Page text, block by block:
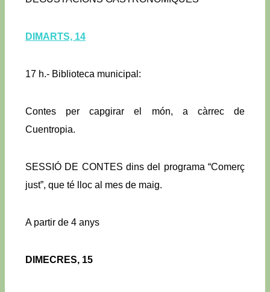
DIMARTS, 14
17 h.- Biblioteca municipal:
Contes per capgirar el món, a càrrec de
Cuentropia.
SESSIÓ DE CONTES dins del programa “Comerç
just”, que té lloc al mes de maig.
A partir de 4 anys
DIMECRES, 15